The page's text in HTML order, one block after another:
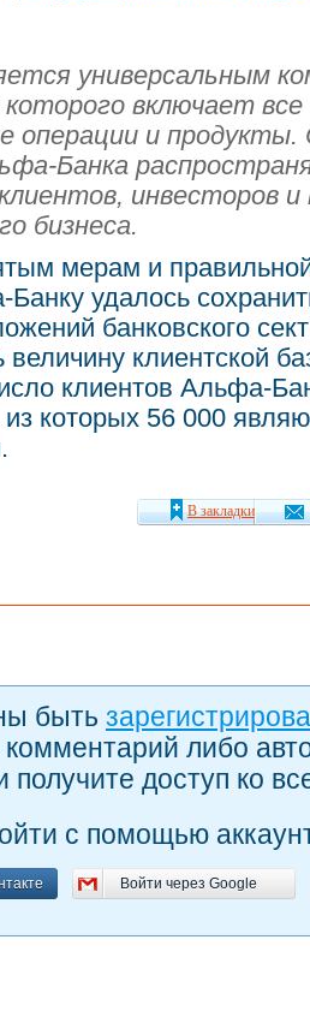
универсальным
включает
операции и
Банка
инвесторов
бизнеса.
мерам и
удалось
банковского
величину клиентской
клиентов Альфа-
которых 56 000
В закладки
быть
комментарий либо
получите доступ ко
с помощью
Войти через Google
Войти через Google